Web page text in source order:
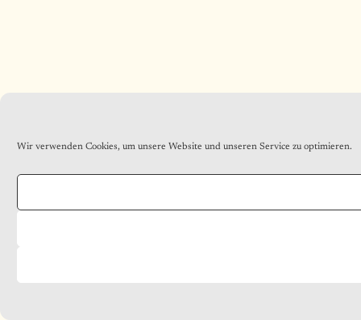
Wir verwenden Cookies, um unsere Website und unseren Service zu optimieren.